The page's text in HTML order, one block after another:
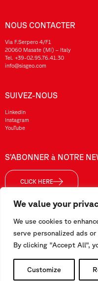
We value your
We use cookies to
serve personalized ads
By clicking "Accept All",
Customize
NOUS CONTACTER
Via F.Serpero 4/F1
20060 Masate (MI) – Italy
Tel. +39-02.95.76.41.30
info@sisgeo.com
SUIVEZ-NOUS
LinkedIn
Instagram
YouTube
S’ABONNER à NOTRE
CLICK HERE
Sisgeo SRL – VAT No./ CF / Reg. Imp.:
Ce site a
Travaillez avec nous-Conditions